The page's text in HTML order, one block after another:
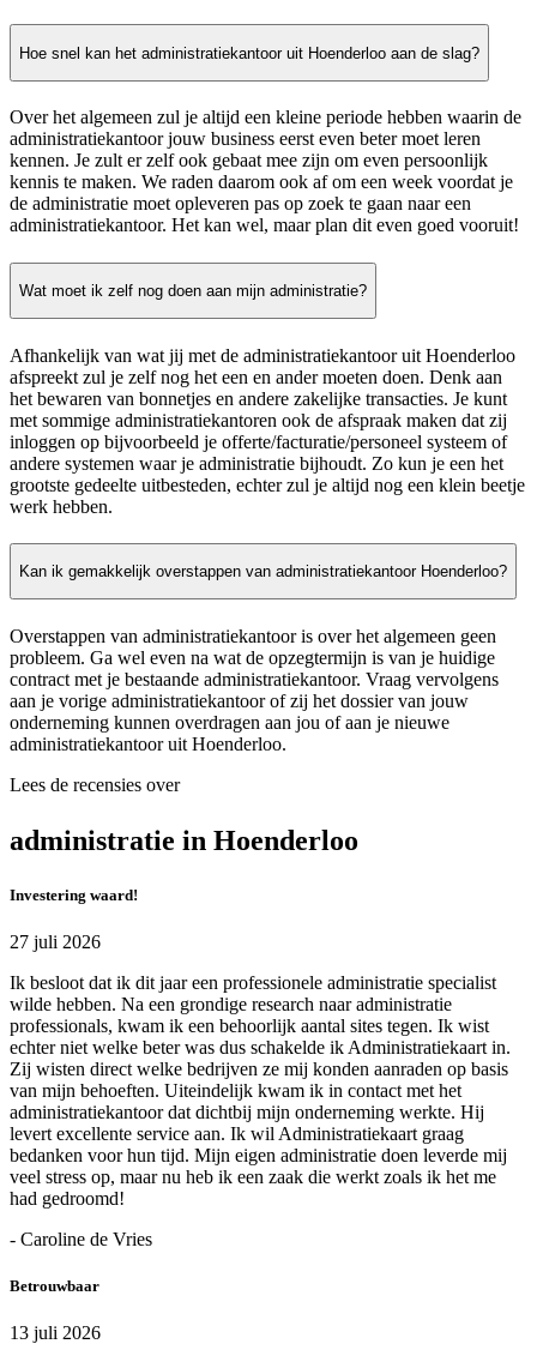
Hoe snel kan het administratiekantoor uit Hoenderloo aan de slag?
Over het algemeen zul je altijd een kleine periode hebben waarin de
administratiekantoor jouw business eerst even beter moet leren
kennen. Je zult er zelf ook gebaat mee zijn om even persoonlijk
kennis te maken. We raden daarom ook af om een week voordat je
de administratie moet opleveren pas op zoek te gaan naar een
administratiekantoor. Het kan wel, maar plan dit even goed vooruit!
Wat moet ik zelf nog doen aan mijn administratie?
Afhankelijk van wat jij met de administratiekantoor uit Hoenderloo
afspreekt zul je zelf nog het een en ander moeten doen. Denk aan
het bewaren van bonnetjes en andere zakelijke transacties. Je kunt
met sommige administratiekantoren ook de afspraak maken dat zij
inloggen op bijvoorbeeld je offerte/facturatie/personeel systeem of
andere systemen waar je administratie bijhoudt. Zo kun je een het
grootste gedeelte uitbesteden, echter zul je altijd nog een klein beetje
werk hebben.
Kan ik gemakkelijk overstappen van administratiekantoor Hoenderloo?
Overstappen van administratiekantoor is over het algemeen geen
probleem. Ga wel even na wat de opzegtermijn is van je huidige
contract met je bestaande administratiekantoor. Vraag vervolgens
aan je vorige administratiekantoor of zij het dossier van jouw
onderneming kunnen overdragen aan jou of aan je nieuwe
administratiekantoor uit Hoenderloo.
Lees de recensies over
administratie in Hoenderloo
Investering waard!
27 juli 2026
Ik besloot dat ik dit jaar een professionele administratie specialist
wilde hebben. Na een grondige research naar administratie
professionals, kwam ik een behoorlijk aantal sites tegen. Ik wist
echter niet welke beter was dus schakelde ik Administratiekaart in.
Zij wisten direct welke bedrijven ze mij konden aanraden op basis
van mijn behoeften. Uiteindelijk kwam ik in contact met het
administratiekantoor dat dichtbij mijn onderneming werkte. Hij
levert excellente service aan. Ik wil Administratiekaart graag
bedanken voor hun tijd. Mijn eigen administratie doen leverde mij
veel stress op, maar nu heb ik een zaak die werkt zoals ik het me
had gedroomd!
- Caroline de Vries
Betrouwbaar
13 juli 2026